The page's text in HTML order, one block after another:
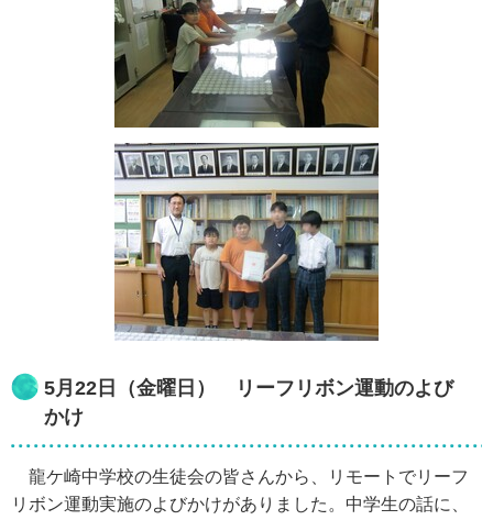
5月22日（金曜日） リーフリボン運動のよび
かけ
龍ケ崎中学校の生徒会の皆さんから、リモートでリーフ
リボン運動実施のよびかけがありました。中学生の話に、